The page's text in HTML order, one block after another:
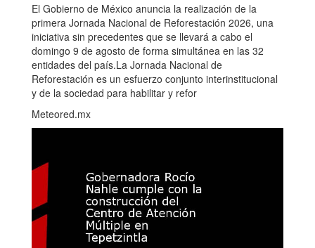
El Gobierno de México anuncia la realización de la
primera Jornada Nacional de Reforestación 2026, una
iniciativa sin precedentes que se llevará a cabo el
domingo 9 de agosto de forma simultánea en las 32
entidades del país.La Jornada Nacional de
Reforestación es un esfuerzo conjunto interinstitucional
y de la sociedad para habilitar y refor
Meteored.mx